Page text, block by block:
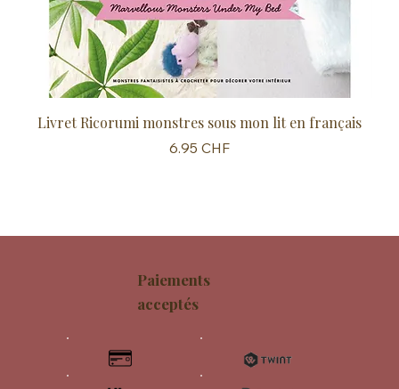
Livret Ricorumi monstres sous mon lit en français
Prix
6.95 CHF
Paiements
acceptés